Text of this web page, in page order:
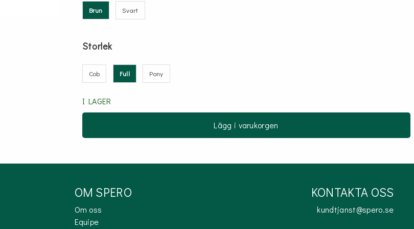
Brun Svart
Storlek
Cob Full Pony
I LAGER
Lägg i varukorgen
OM SPERO
Om oss
Equipe
KONTAKTA OSS
kundtjanst@spero.se